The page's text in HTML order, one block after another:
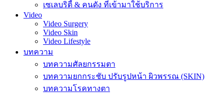
เซเลบริตี้ & คนดัง ที่เข้ามาใช้บริการ
Video
Video Surgery
Video Skin
Video Lifestyle
บทความ
บทความศัลยกรรมตา
บทความยกกระชับ ปรับรูปหน้า ผิวพรรณ (SKIN)
บทความโรคทางตา